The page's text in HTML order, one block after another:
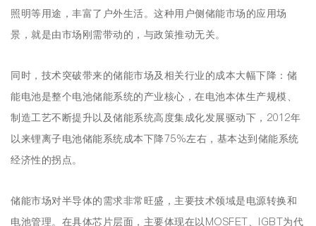
照明等用途，丰富了户外生活。这种用户侧储能市场的应用场
景，就是由市场刚需带动的，与政策推动无关。
同时，技术突破带来的储能市场及相关行业的成本大幅下降：储
能电池是整个电池储能系统的产业核心，在电池本体生产规模、
制造工艺不断提升以及储能系统高度集成化发展驱动下，2012年
以来锂离子电池储能系统成本下降75%左右，基本达到储能系统
经济性的拐点。
储能市场对半导体的需求非常旺盛，主要技术领域是电源转换和
电池管理。在具体芯片层面，主要体现在以MOSFET、IGBT为代